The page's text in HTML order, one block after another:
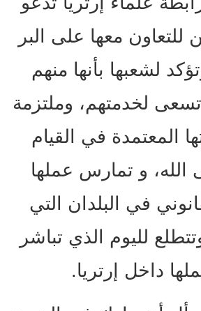
للتعاون معها على البر
لشعبها بأنها منهم
تسعى لخدمتهم، وملتزمة
المعتمدة في القيام
الله، و تمارس عملها
في البلدان التي
لليوم الذي تباشر
داخل إرتريا.